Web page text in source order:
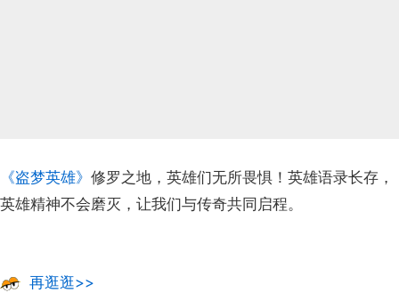
《盗梦英雄》 修罗之地，英雄们无所畏惧！英雄语录长存，
英雄精神不会磨灭，让我们与传奇共同启程。
再逛逛>>